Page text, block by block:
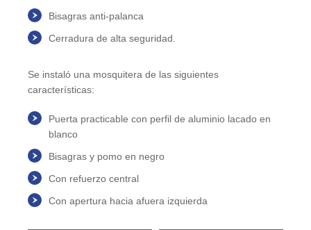
Bisagras anti-palanca
Cerradura de alta seguridad.
Se instaló una mosquitera de las siguientes
características:
Puerta practicable con perfil de aluminio lacado en
blanco
Bisagras y pomo en negro
Con refuerzo central
Con apertura hacia afuera izquierda